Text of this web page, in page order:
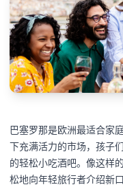
巴塞罗那是欧洲最适合家
下充满活力的市场，孩子
的轻松小吃酒吧。像这样
松地向年轻旅行者介绍新